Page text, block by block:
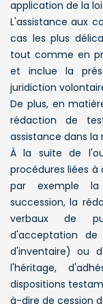
application de la
L'assistance aux
cas les plus
tout comme en
et inclue la
juridiction
De plus, en
rédaction de
assistance dans
À la suite de
procédures liées
par exemple la
succession, la
verbaux de
d'acceptation
d'inventaire) ou
l'héritage,
dispositions
à-dire de cession